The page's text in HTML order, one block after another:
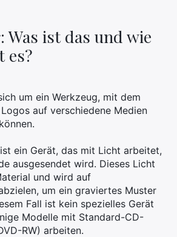
Was ist das und wie
es?
um ein Werkzeug, mit dem
auf verschiedene Medien
ein Gerät, das mit Licht arbeitet,
ausgesendet wird. Dieses Licht
und wird auf
um ein graviertes Muster
Fall ist kein spezielles Gerät
Modelle mit Standard-CD-
RW) arbeiten.